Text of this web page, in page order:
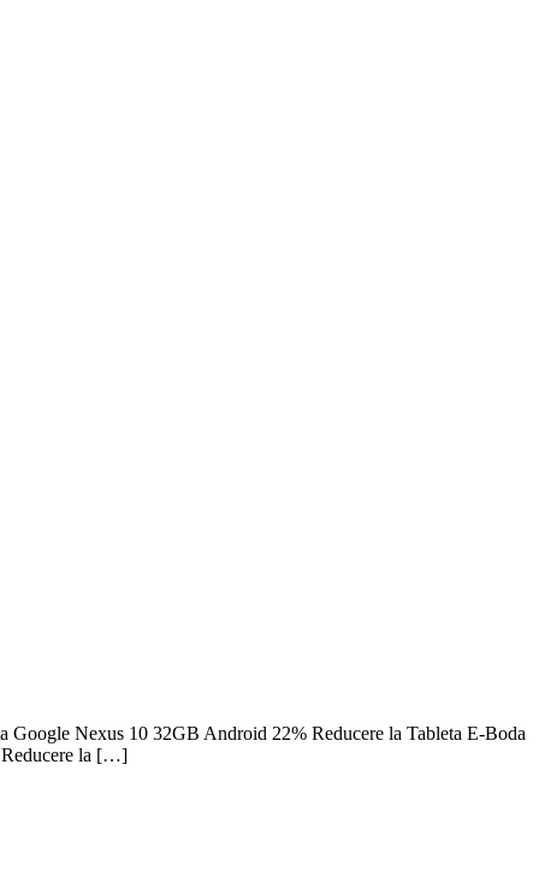
Google Nexus 10 32GB Android 22% Reducere la Tableta E-Boda
Reducere la […]